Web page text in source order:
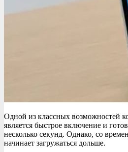
Одной из классных возможностей
является быстрое включение и
несколько секунд. Однако, со
начинает загружаться дольше.